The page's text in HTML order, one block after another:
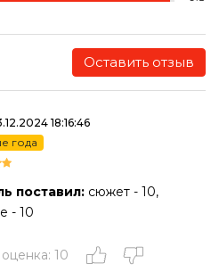
Оставить отзыв
18:16:46
года
поставил: сюжет - 10,
- 10
10